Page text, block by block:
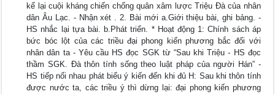
kể lại cuội kháng chiến chống quân xâm lược Triệu Đà của nhân
dân Âu Lạc. - Nhận xét . 2. Bài mới a.Giới thiệu bài, ghi bảng. -
HS nhắc lại tựa bài. b.Phát triển. * Hoạt động 1: Chính sách áp
bức bóc lột của các triều đại phong kiến phương bắc đối với
nhân dân ta - Yêu cầu HS đọc SGK từ “Sau khi Triệu - HS đọc
thầm SGK. Đà thôn tính sống theo luật pháp của người Hán” -
HS tiếp nối nhau phát biểu ý kiến đến khi đủ H: Sau khi thôn tính
được nước ta, các triều ý thì dừng lại: đại phong kiến phương